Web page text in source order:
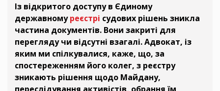
Із відкритого доступу в Єдиному
державномуреєстрі судових рішень зникла
частина документів. Вони закриті для
перегляду чи відсутні взагалі. Адвокат, із
яким ми спілкувалися, каже, що, за
спостереженням його колег, з реєстру
зникають рішення щодо Майдану,